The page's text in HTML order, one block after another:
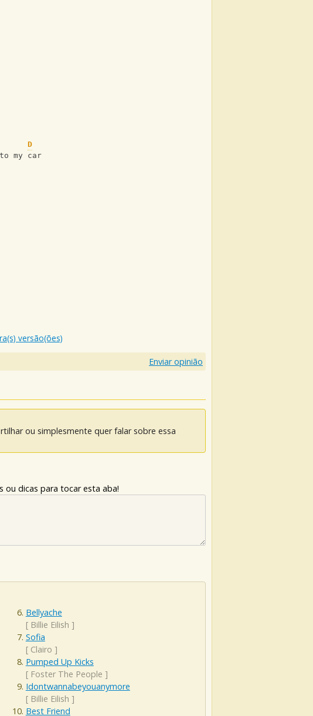
D
my car
versão(ões)
Enviar opinião
ou simplesmente quer falar sobre essa
ou dicas para tocar esta aba!
Bellyache
[ Billie Eilish ]
Sofia
[ Clairo ]
Pumped Up Kicks
[ Foster The People ]
Idontwannabeyouanymore
[ Billie Eilish ]
Best Friend